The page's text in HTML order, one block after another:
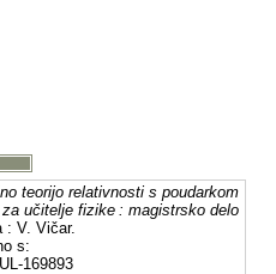
teorijo relativnosti s poudarkom
učitelje fizike : magistrsko delo
: V. Vičar.
s:
169893